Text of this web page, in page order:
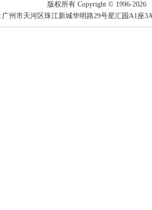
版权所有 Copyright © 1996-2026
广州市天河区珠江新城华明路29号星汇园A1座